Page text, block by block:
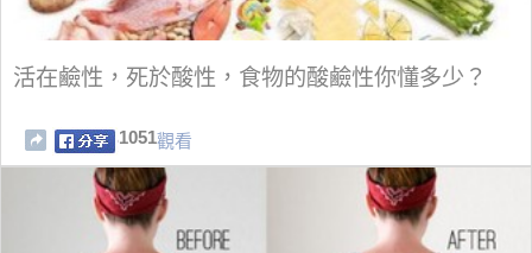
活在鹼性，死於酸性，食物的酸鹼性你懂多少？
1051觀看